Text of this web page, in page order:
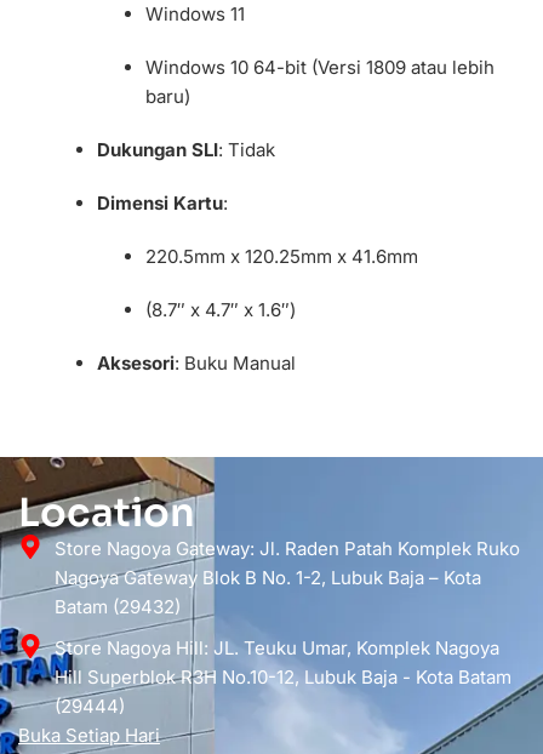
Windows 11
Windows 10 64-bit (Versi 1809 atau lebih
baru)
Dukungan SLI: Tidak
Dimensi Kartu:
220.5mm x 120.25mm x 41.6mm
(8.7″ x 4.7″ x 1.6″)
Aksesori: Buku Manual
Location
Store Nagoya Gateway: Jl. Raden Patah Komplek Ruko
Nagoya Gateway Blok B No. 1-2, Lubuk Baja – Kota
Batam (29432)
Store Nagoya Hill: JL. Teuku Umar, Komplek Nagoya
Hill Superblok R3H No.10-12, Lubuk Baja - Kota Batam
(29444)
Buka Setiap Hari